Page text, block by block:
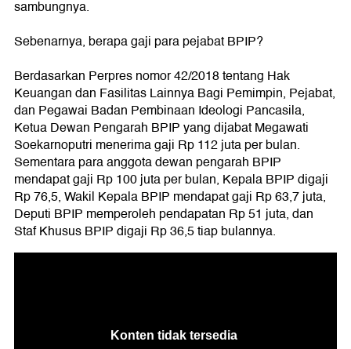
sambungnya.
Sebenarnya, berapa gaji para pejabat BPIP?
Berdasarkan Perpres nomor 42/2018 tentang Hak
Keuangan dan Fasilitas Lainnya Bagi Pemimpin, Pejabat,
dan Pegawai Badan Pembinaan Ideologi Pancasila,
Ketua Dewan Pengarah BPIP yang dijabat Megawati
Soekarnoputri menerima gaji Rp 112 juta per bulan.
Sementara para anggota dewan pengarah BPIP
mendapat gaji Rp 100 juta per bulan, Kepala BPIP digaji
Rp 76,5, Wakil Kepala BPIP mendapat gaji Rp 63,7 juta,
Deputi BPIP memperoleh pendapatan Rp 51 juta, dan
Staf Khusus BPIP digaji Rp 36,5 tiap bulannya.